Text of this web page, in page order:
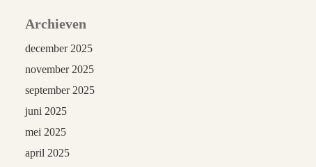
Archieven
december 2025
november 2025
september 2025
juni 2025
mei 2025
april 2025